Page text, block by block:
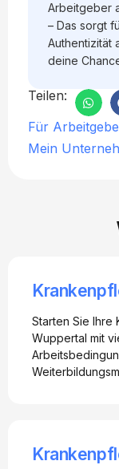
Arbeitgeber
– Das sorgt
Authentizität
deine
Teilen:
Für
Mein
Starten Sie Ihre
Wuppertal mit